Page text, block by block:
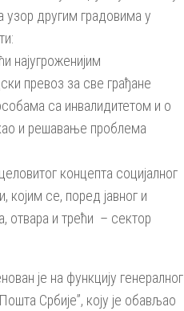
узор другим градовима у
најугроженијим
превоз за све грађане
са инвалидитетом и о
и решавање проблема
концепта социјалног
се, поред јавног и
отвара и трећи – сектор
је на функцију генералног
Србије”, коју је обављао